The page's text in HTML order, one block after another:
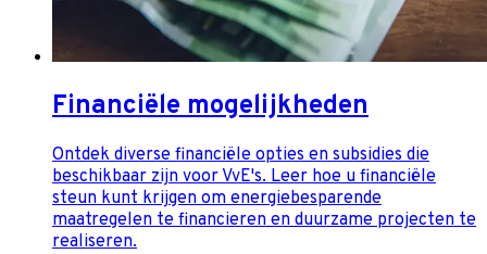
Financiële mogelijkheden
Ontdek diverse financiële opties en subsidies die
beschikbaar zijn voor VvE's. Leer hoe u financiële
steun kunt krijgen om energiebesparende
maatregelen te financieren en duurzame projecten te
realiseren.